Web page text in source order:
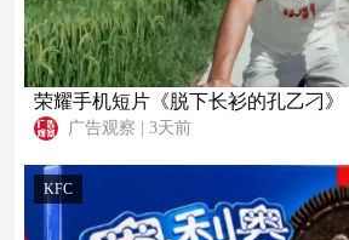
荣耀手机短片《脱下长衫的孔乙刁》
广告观察 | 3天前
KFC